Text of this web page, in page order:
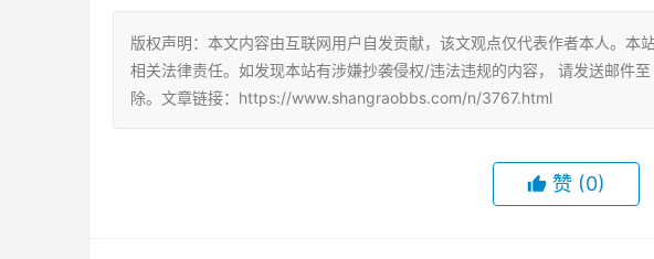
版权声明：本文内容由互联网用户自发贡献，该文观点仅代表作者本人。本
相关法律责任。如发现本站有涉嫌抄袭侵权/违法违规的内容， 请发送邮件
除。文章链接：https://www.shangraobbs.com/n/3767.html
赞 (0)